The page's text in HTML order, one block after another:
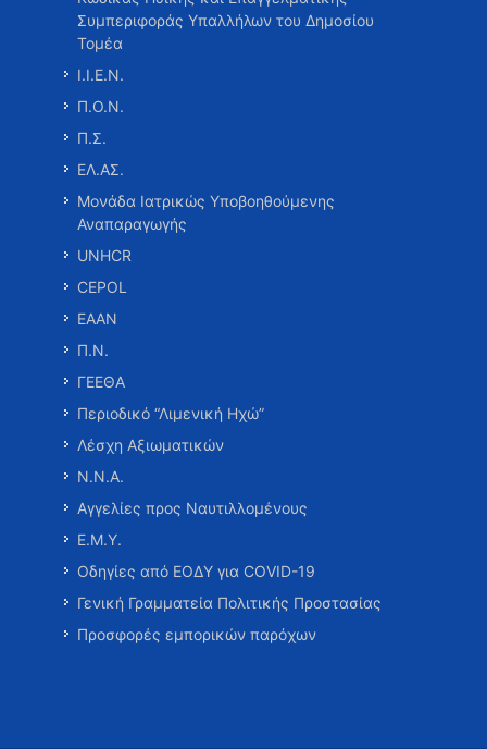
Συμπεριφοράς Υπαλλήλων του Δημοσίου
Τομέα
Ι.Ι.Ε.Ν.
Π.Ο.Ν.
Π.Σ.
ΕΛ.ΑΣ.
Μονάδα Ιατρικώς Υποβοηθούμενης
Αναπαραγωγής
UNHCR
CEPOL
ΕΑΑΝ
Π.Ν.
ΓΕΕΘΑ
Περιοδικό “Λιμενική Ηχώ”
Λέσχη Αξιωματικών
Ν.Ν.Α.
Αγγελίες προς Ναυτιλλομένους
Ε.Μ.Υ.
Οδηγίες από ΕΟΔΥ για COVID-19
Γενική Γραμματεία Πολιτικής Προστασίας
Προσφορές εμπορικών παρόχων